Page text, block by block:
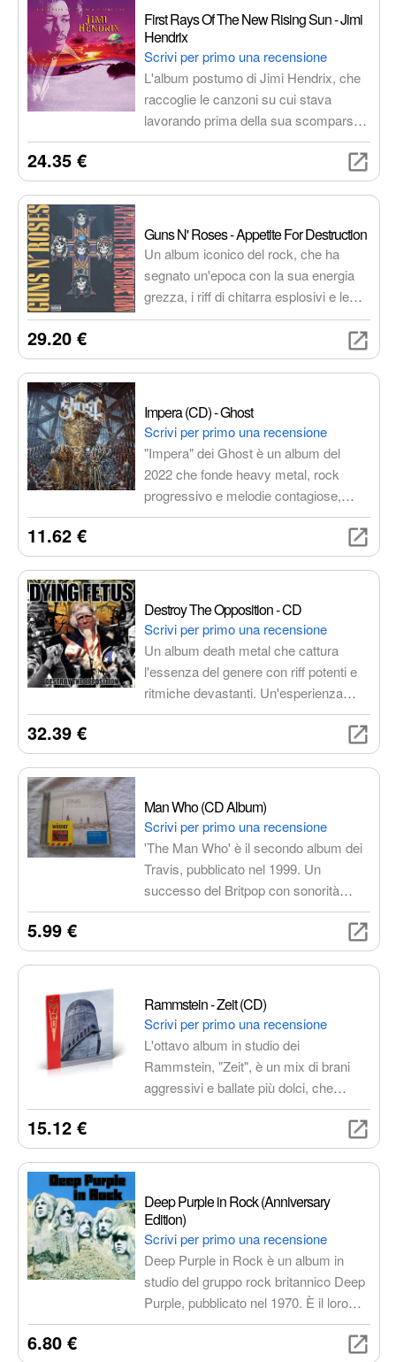
Else Matters.
First Rays Of The New Rising Sun - Jimi
Hendrix
Scrivi per primo una recensione
L'album postumo di Jimi Hendrix, che
raccoglie le canzoni su cui stava
lavorando prima della sua scomparsa.
Un tesoro di gemme musicali che
spaziano dal rock psichedelico al blues
infuocato, con l'inconfondibile tocco di
24.35 €
Guns N' Roses - Appetite For Destruction
Un album iconico del rock, che ha
segnato un'epoca con la sua energia
grezza, i riff di chitarra esplosivi e le
liriche cariche di rabbia e sensualità.
violenza e ribellione, ma anche di
29.20 €
Impera (CD) - Ghost
Scrivi per primo una recensione
"Impera" dei Ghost è un album del
2022 che fonde heavy metal, rock
progressivo e melodie contagiose,
trasportandoti in un impero decadente
viaggio sonoro epico che esplora temi
11.62 €
Destroy The Opposition - CD
Scrivi per primo una recensione
Un album death metal che cattura
l'essenza del genere con riff potenti e
ritmiche devastanti. Un'esperienza
sonora brutale e coinvolgente, perfetta
intransigente.
32.39 €
Man Who (CD Album)
Scrivi per primo una recensione
'The Man Who' è il secondo album dei
Travis, pubblicato nel 1999. Un
successo del Britpop con sonorità
raffinate e testi introspettivi. Include hit
Me?'.
5.99 €
Rammstein - Zeit (CD)
Scrivi per primo una recensione
L'ottavo album in studio dei
Rammstein, "Zeit", è un mix di brani
aggressivi e ballate più dolci, che
dimostrano la versatilità della band. Il
suono potente e riconoscibile, tipico dei
Rammstein, è presente in ogni traccia,
suggestiva.
15.12 €
Deep Purple in Rock (Anniversary
Edition)
Scrivi per primo una recensione
Deep Purple in Rock è un album in
studio del gruppo rock britannico Deep
Purple, pubblicato nel 1970. È il loro
quinto album in studio e il primo con la
formazione classica composta da Ian
6.80 €